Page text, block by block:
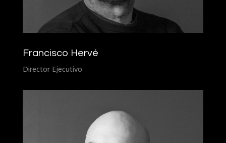
Francisco Hervé
Director Ejecutivo